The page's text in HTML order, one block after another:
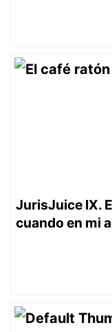
JurisJuice IX.
cuando en mi